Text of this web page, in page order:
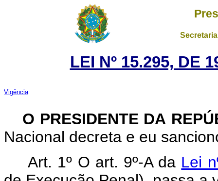
LEI Nº 15.295, DE
Vigência
O PRESIDENTE DA
Nacional decreta e eu
Art. 1º O art. 9º-A da Lei